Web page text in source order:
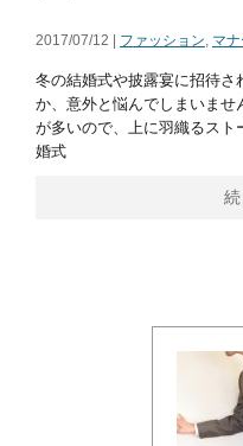
2017/07/12 | ファッション, マナ
冬の結婚式や披露宴に招待さ
か、意外と悩んでしまいま
が多いので、上に羽織るス
婚式